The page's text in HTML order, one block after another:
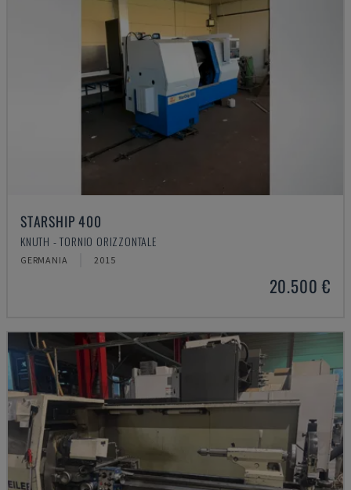
STARSHIP 400
KNUTH - TORNIO ORIZZONTALE
GERMANIA 2015
20.500 €